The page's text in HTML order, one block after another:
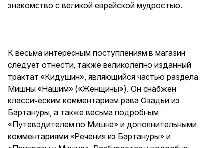
знакомство с великой еврейской мудростью.
К весьма интересным поступлениям в магазин
следует отнести, также великолепно изданный
трактат «Кидушин», являющийся частью раздела
Мишны «Нашим» («Женщины»). Он снабжен
классическим комментарием рава Овадьи из
Бартануры, а также весьма подробным
«Путеводителем по Мишне» и дополнительными
комментариями «Речения из Бартануры» и